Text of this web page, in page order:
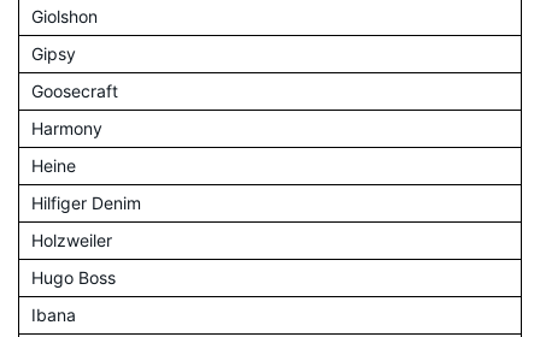
Giolshon
Gipsy
Goosecraft
Harmony
Heine
Hilfiger Denim
Holzweiler
Hugo Boss
Ibana